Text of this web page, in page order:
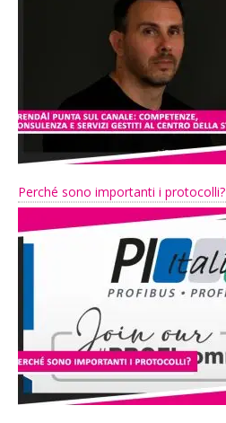
Perché sono importanti i protocolli?